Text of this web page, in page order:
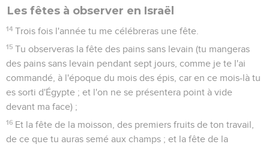
Les fêtes à observer en Israël
14 Trois fois l'année tu me célébreras une fête.
15 Tu observeras la fête des pains sans levain (tu mangeras
des pains sans levain pendant sept jours, comme je te l'ai
commandé, à l'époque du mois des épis, car en ce mois-là tu
es sorti d'Égypte ; et l'on ne se présentera point à vide
devant ma face) ;
16 Et la fête de la moisson, des premiers fruits de ton travail,
de ce que tu auras semé aux champs ; et la fête de la